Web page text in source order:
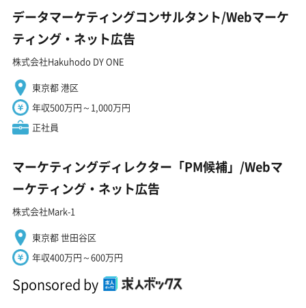
データマーケティングコンサルタント/Webマーケ
ティング・ネット広告
株式会社Hakuhodo DY ONE
東京都 港区
年収500万円～1,000万円
正社員
マーケティングディレクター「PM候補」/Webマ
ーケティング・ネット広告
株式会社Mark-1
東京都 世田谷区
年収400万円～600万円
Sponsored by